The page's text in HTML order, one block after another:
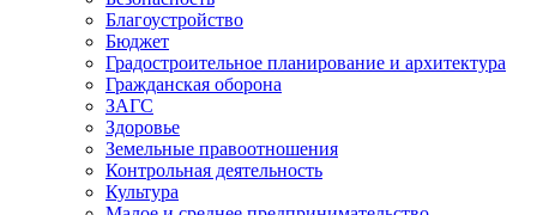
Благоустройство
Бюджет
Градостроительное планирование и архитектура
Гражданская оборона
ЗАГС
Здоровье
Земельные правоотношения
Контрольная деятельность
Культура